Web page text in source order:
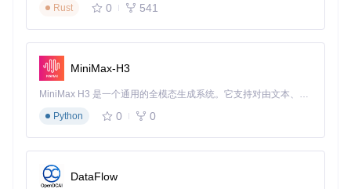
docker compose --profile db_only up -d
当终端显示"Server running on http://localhost:8501"时，打开
浏览器访问该地址即可使用系统。基础版部署包含核心笔记和
打造企业级应用：进阶版部署方案
Rust
0 541
MiniMax-H3
MiniMax H3 是一个通用的全模态生成系统。它支持对由文本、图像、视频和音频组成的多模态上下文进行统一理解，并能生成分辨率高达 2K、时长可达 15 秒的带原生立体声音频的视频。得益于面向任务泛化的系统设计，H3 在预训练阶段就已具备广泛的多模态上下文理解与生成能力，能够出色地执行复杂的多模态指令。
Python
0 0
DataFlow